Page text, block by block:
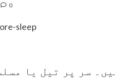
0
سر پر تیل یا